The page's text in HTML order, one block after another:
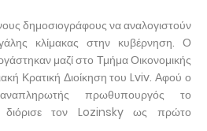
δημοσιογράφους να αναλογιστούν
κλίμακας στην κυβέρνηση. Ο
μαζί στο Τμήμα Οικονομικής
Κρατική Διοίκηση του Lviv. Αφού ο
πρωθυπουργός το
διόρισε τον Lozinsky ως πρώτο